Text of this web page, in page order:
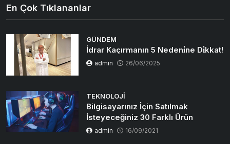
En Çok Tıklananlar
GÜNDEM
İdrar Kaçırmanın 5 Nedeni̇ne Di̇kkat!
admin 26/06/2025
TEKNOLOJI
Bilgisayarınız İçin Satılmak
İsteyeceğiniz 30 Farklı Ürün
admin 16/09/2021